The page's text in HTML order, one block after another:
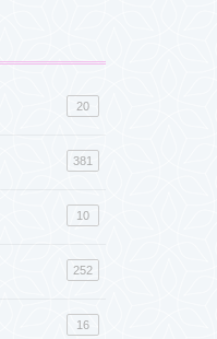
20
381
10
252
16